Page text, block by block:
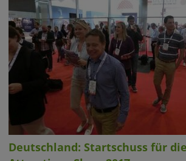
Deutschland: Startschuss für